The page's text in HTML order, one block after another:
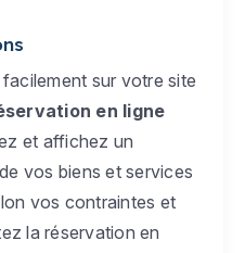
sur votre site
en ligne
et affichez un
vos biens et services
vos contraintes et
la réservation en